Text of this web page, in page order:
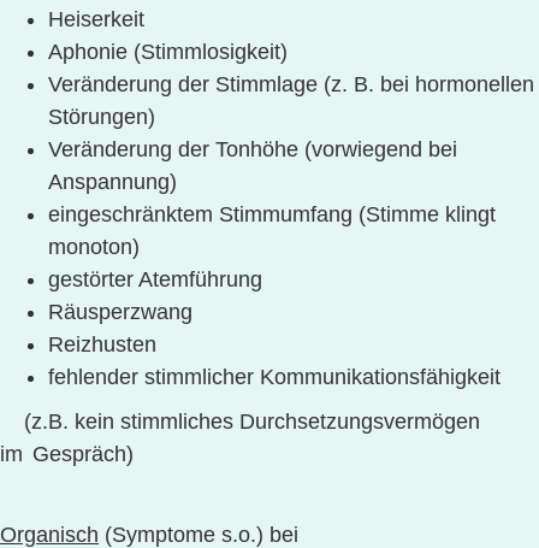
Heiserkeit
Aphonie (Stimmlosigkeit)
Veränderung der Stimmlage (z. B. bei hormonellen
Störungen)
Veränderung der Tonhöhe (vorwiegend bei
Anspannung)
eingeschränktem Stimmumfang (Stimme klingt
monoton)
gestörter Atemführung
Räusperzwang
Reizhusten
fehlender stimmlicher Kommunikationsfähigkeit
(z.B. kein stimmliches Durchsetzungsvermögen
im Gespräch)
Organisch (Symptome s.o.) bei